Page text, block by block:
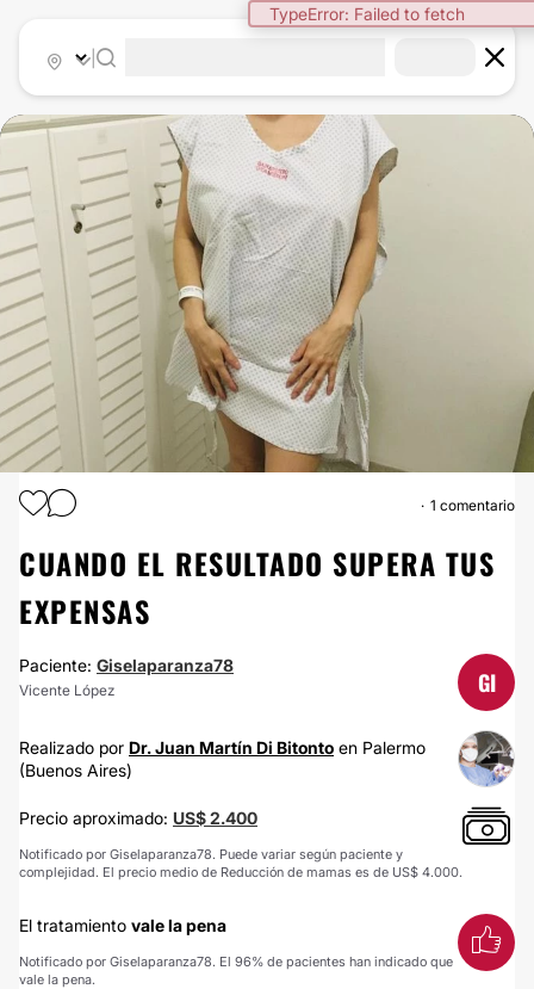
TypeError: Failed to fetch
REDUCCIÓN DE MAMAS
1 comentario
CUANDO EL RESULTADO SUPERA TUS
EXPENSAS
Paciente: Giselaparanza78
Vicente López GI
Realizado por Dr. Juan Martín Di Bitonto en Palermo
(Buenos Aires)
Precio aproximado: US$ 2.400
Notificado por Giselaparanza78. Puede variar según paciente y
complejidad. El precio medio de Reducción de mamas es de US$ 4.000.
El tratamiento vale la pena
Notificado por Giselaparanza78. El 96% de pacientes han indicado que
vale la pena.